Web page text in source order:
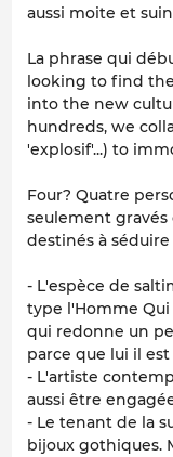
aussi moite et
La phrase qui
looking to find
into the new
hundreds, we
'explosif'...) to
Four? Quatre
seulement gravés
destinés à
- L'espèce de
type l'Homme Qui
qui redonne un
parce que lui il
- L'artiste
aussi être
- Le tenant de la
bijoux gothiques.